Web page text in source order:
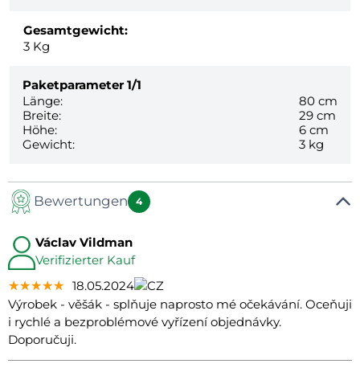
Gesamtgewicht:
3 Kg
Paketparameter 1/1
Länge:
80 cm
Breite:
29 cm
Höhe:
6 cm
Gewicht:
3 kg
Bewertungen 4
Václav Vildman
Verifizierter Kauf
★★★★★
★★★★★
★★★★★ 18.05.2024
Výrobek - věšák - splňuje naprosto mé očekávání. Oceňuji
i rychlé a bezproblémové vyřízení objednávky.
Doporučuji.